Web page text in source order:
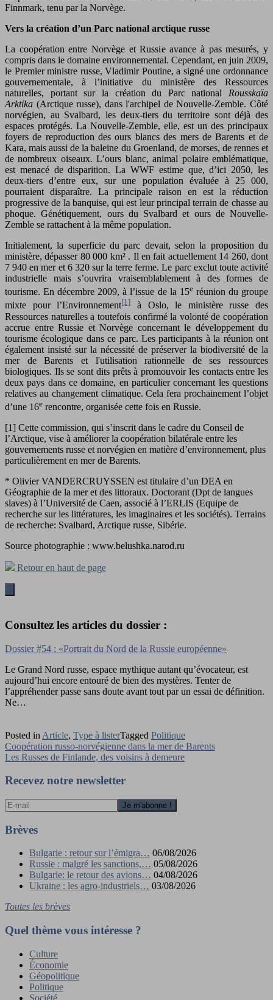
Finnmark, tenu par la Norvège.
Vers la création d’un Parc national arctique russe
La coopération entre Norvège et Russie avance à pas mesurés, y
compris dans le domaine environnemental. Cependant, en juin 2009,
le Premier ministre russe, Vladimir Poutine, a signé une ordonnance
gouvernementale, à l’initiative du ministère des Ressources
naturelles, portant sur la création du Parc national Rousskaïa
Arktika (Arctique russe), dans l'archipel de Nouvelle-Zemble. Côté
norvégien, au Svalbard, les deux-tiers du territoire sont déjà des
espaces protégés. La Nouvelle-Zemble, elle, est un des principaux
foyers de reproduction des ours blancs des mers de Barents et de
Kara, mais aussi de la baleine du Groenland, de morses, de rennes et
de nombreux oiseaux. L’ours blanc, animal polaire emblématique,
est menacé de disparition. La WWF estime que, d’ici 2050, les
deux-tiers d’entre eux, sur une population évaluée à 25 000,
pourraient disparaître. La principale raison en est la réduction
progressive de la banquise, qui est leur principal terrain de chasse au
phoque. Génétiquement, ours du Svalbard et ours de Nouvelle-
Zemble se rattachent à la même population.
Initialement, la superficie du parc devait, selon la proposition du
ministère, dépasser 80 000 km² . Il en fait actuellement 14 260, dont
7 940 en mer et 6 320 sur la terre ferme. Le parc exclut toute activité
industrielle mais s’ouvrira vraisemblablement à des formes de
tourisme. En décembre 2009, à l’issue de la 15eréunion du groupe
mixte pour l’Environnement[1] à Oslo, le ministère russe des
Ressources naturelles a toutefois confirmé la volonté de coopération
accrue entre Russie et Norvège concernant le développement du
tourisme écologique dans ce parc. Les participants à la réunion ont
également insisté sur la nécessité de préserver la biodiversité de la
mer de Barents et l'utilisation rationnelle de ses ressources
biologiques. Ils se sont dits prêts à promouvoir les contacts entre les
deux pays dans ce domaine, en particulier concernant les questions
relatives au changement climatique. Cela fera prochainement l’objet
d’une 16e rencontre, organisée cette fois en Russie.
[1] Cette commission, qui s’inscrit dans le cadre du Conseil de
l’Arctique, vise à améliorer la coopération bilatérale entre les
gouvernements russe et norvégien en matière d’environnement, plus
particulièrement en mer de Barents.
* Olivier VANDERCRUYSSEN est titulaire d’un DEA en
Géographie de la mer et des littoraux. Doctorant (Dpt de langues
slaves) à l’Université de Caen, associé à l’ERLIS (Equipe de
recherche sur les littératures, les imaginaires et les sociétés). Terrains
de recherche: Svalbard, Arctique russe, Sibérie.
Source photographie : www.belushka.narod.ru
Retour en haut de page
Consultez les articles du dossier :
Dossier #54 : «Portrait du Nord de la Russie européenne»
Le Grand Nord russe, espace mythique autant qu’évocateur, est
aujourd’hui encore entouré de bien des mystères. Tenter de
l’appréhender passe sans doute avant tout par un essai de définition.
Ne…
Posted in Article, Type à listerTagged Politique
Navigation
de
l’article
Coopération russo-norvégienne dans la mer de Barents
Les Russes de Finlande, des voisins à demeure
Recevez notre newsletter
Brèves
Bulgarie : retour sur l’émigra… 06/08/2026
Russie : malgré les sanctions,… 05/08/2026
Bulgarie: le retour des avions… 04/08/2026
Ukraine : les agro-industriels… 03/08/2026
Toutes les brèves
Quel thème vous intéresse ?
Culture
Économie
Géopolitique
Politique
Société